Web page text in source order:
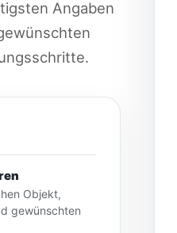
Angaben
Objekt,
gewünschten